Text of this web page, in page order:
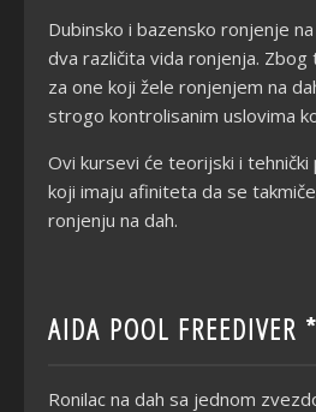
Dubinsko i bazensko ronjenje
dva različita vida ronjenja.
za one koji žele ronjenjem na
strogo kontrolisanim uslovima
Ovi kursevi će teorijski i
koji imaju afiniteta da se
ronjenju na dah.
AIDA POOL FREEDIVER *
Ronilac na dah sa jednom